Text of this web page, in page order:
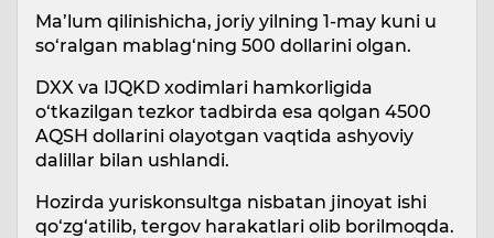
Ma’lum qilinishicha, joriy yilning 1-may kuni u
so‘ralgan mablag‘ning 500 dollarini olgan.
DXX va IJQKD xodimlari hamkorligida
o‘tkazilgan tezkor tadbirda esa qolgan 4500
AQSH dollarini olayotgan vaqtida ashyoviy
dalillar bilan ushlandi.
Hozirda yuriskonsultga nisbatan jinoyat ishi
qo‘zg‘atilib, tergov harakatlari olib borilmoqda.